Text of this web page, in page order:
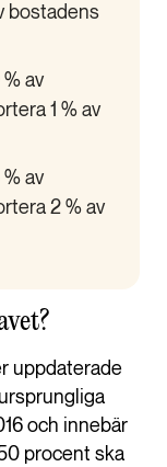
bostadens
av
1 % av
av
2 % av
uppdaterade
och innebär
procent ska